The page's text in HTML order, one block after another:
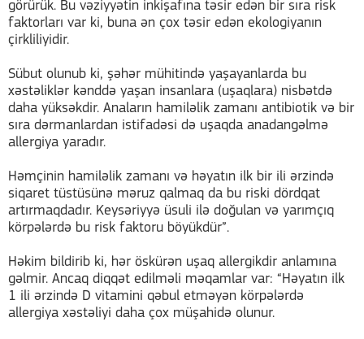
görürük. Bu vəziyyətin inkişafına təsir edən bir sıra risk
faktorları var ki, buna ən çox təsir edən ekologiyanın
çirkliliyidir.
Sübut olunub ki, şəhər mühitində yaşayanlarda bu
xəstəliklər kənddə yaşan insanlara (uşaqlara) nisbətdə
daha yüksəkdir. Anaların hamiləlik zamanı antibiotik və bir
sıra dərmanlardan istifadəsi də uşaqda anadangəlmə
allergiya yaradır.
Həmçinin hamiləlik zamanı və həyatın ilk bir ili ərzində
siqaret tüstüsünə məruz qalmaq da bu riski dördqat
artırmaqdadır. Keysəriyyə üsuli ilə doğulan və yarımçıq
körpələrdə bu risk faktoru böyükdür”.
Həkim bildirib ki, hər öskürən uşaq allergikdir anlamına
gəlmir. Ancaq diqqət edilməli məqamlar var: “Həyatın ilk
1 ili ərzində D vitamini qəbul etməyən körpələrdə
allergiya xəstəliyi daha çox müşahidə olunur.